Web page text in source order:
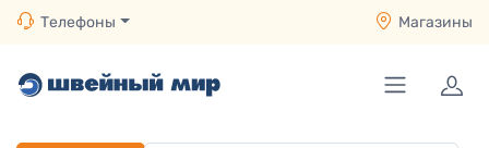
Телефоны Магазины